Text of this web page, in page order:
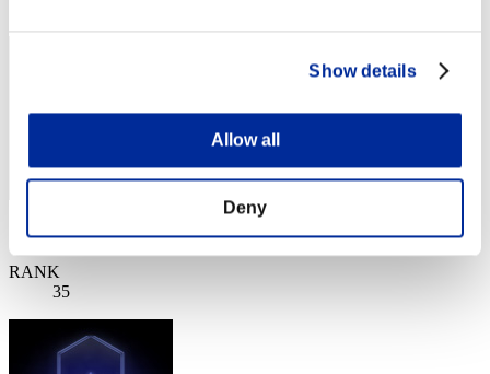
Show details
Allow all
Deny
スコア: -
RANK
35